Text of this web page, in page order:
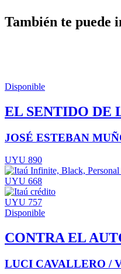
También te puede
Disponible
EL SENTIDO DE
JOSÉ ESTEBAN
UYU 890
UYU 668
UYU 757
Disponible
CONTRA EL
LUCI CAVALLERO /